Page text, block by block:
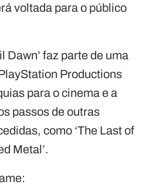
voltada para o público
Dawn’ faz parte de uma
Productions
para o cinema e a
passos de outras
como ‘The Last of
Metal’.